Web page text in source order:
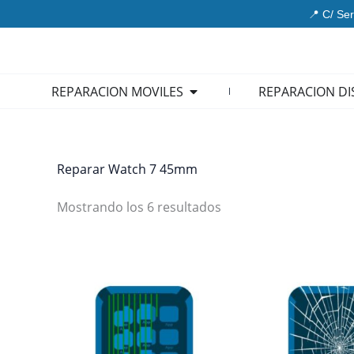
al
📍 C/
REPARACION MOVILES Open REPARACION
REPARACION
Reparar Watch 7 45mm
Mostrando los 6 resultados